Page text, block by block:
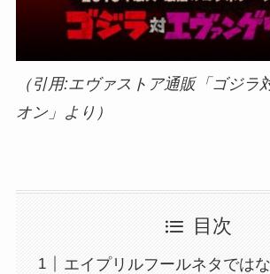
（引用:エヴァストア通販「ゴジラ
オン」より）
目次
エイプリルフールネタでは